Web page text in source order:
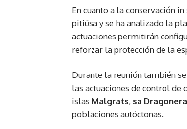
En cuanto a la conservación
pitiüsa y se ha analizado la
actuaciones permitirán
reforzar la protección de la
Durante la reunión también
las actuaciones de control de
islas Malgrats, sa Dragonera
poblaciones autóctonas.